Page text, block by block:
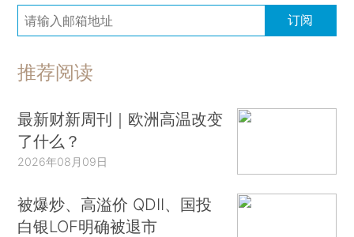
订阅
推荐阅读
最新财新周刊｜欧洲高温改变
了什么？
2026年08月09日
被爆炒、高溢价 QDII、国投
白银LOF明确被退市